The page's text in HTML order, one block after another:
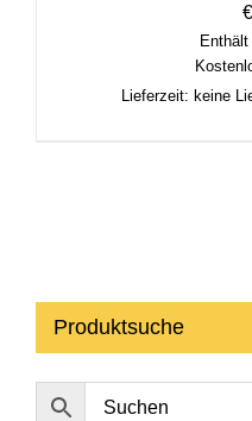
€
Enthält
Lieferzeit: keine
Produktsuche